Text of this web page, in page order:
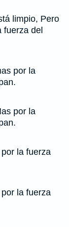
limpio, Pero
fuerza del
por la
por la
por la fuerza
por la fuerza